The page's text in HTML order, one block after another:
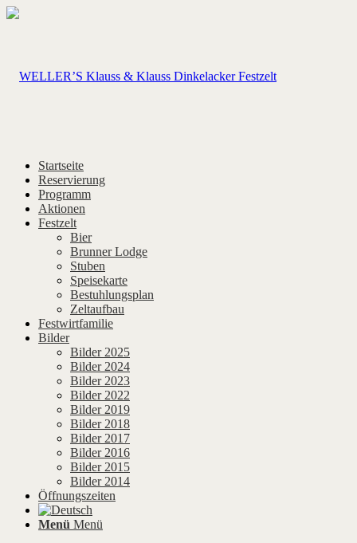
Startseite
Reservierung
Programm
Aktionen
Festzelt
Bier
Brunner Lodge
Stuben
Speisekarte
Bestuhlungsplan
Zeltaufbau
Festwirtfamilie
Bilder
Bilder 2025
Bilder 2024
Bilder 2023
Bilder 2022
Bilder 2019
Bilder 2018
Bilder 2017
Bilder 2016
Bilder 2015
Bilder 2014
Öffnungszeiten
Menü Menü